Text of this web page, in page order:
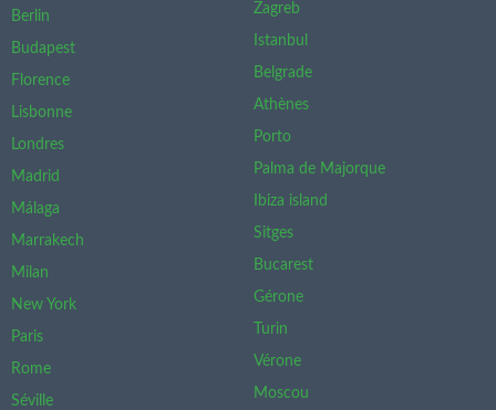
Berlin
Budapest
Florence
Lisbonne
Londres
Madrid
Málaga
Marrakech
Milan
New York
Paris
Rome
Séville
Zagreb
Istanbul
Belgrade
Athènes
Porto
Palma de Majorque
Ibiza island
Sitges
Bucarest
Gérone
Turin
Vérone
Moscou